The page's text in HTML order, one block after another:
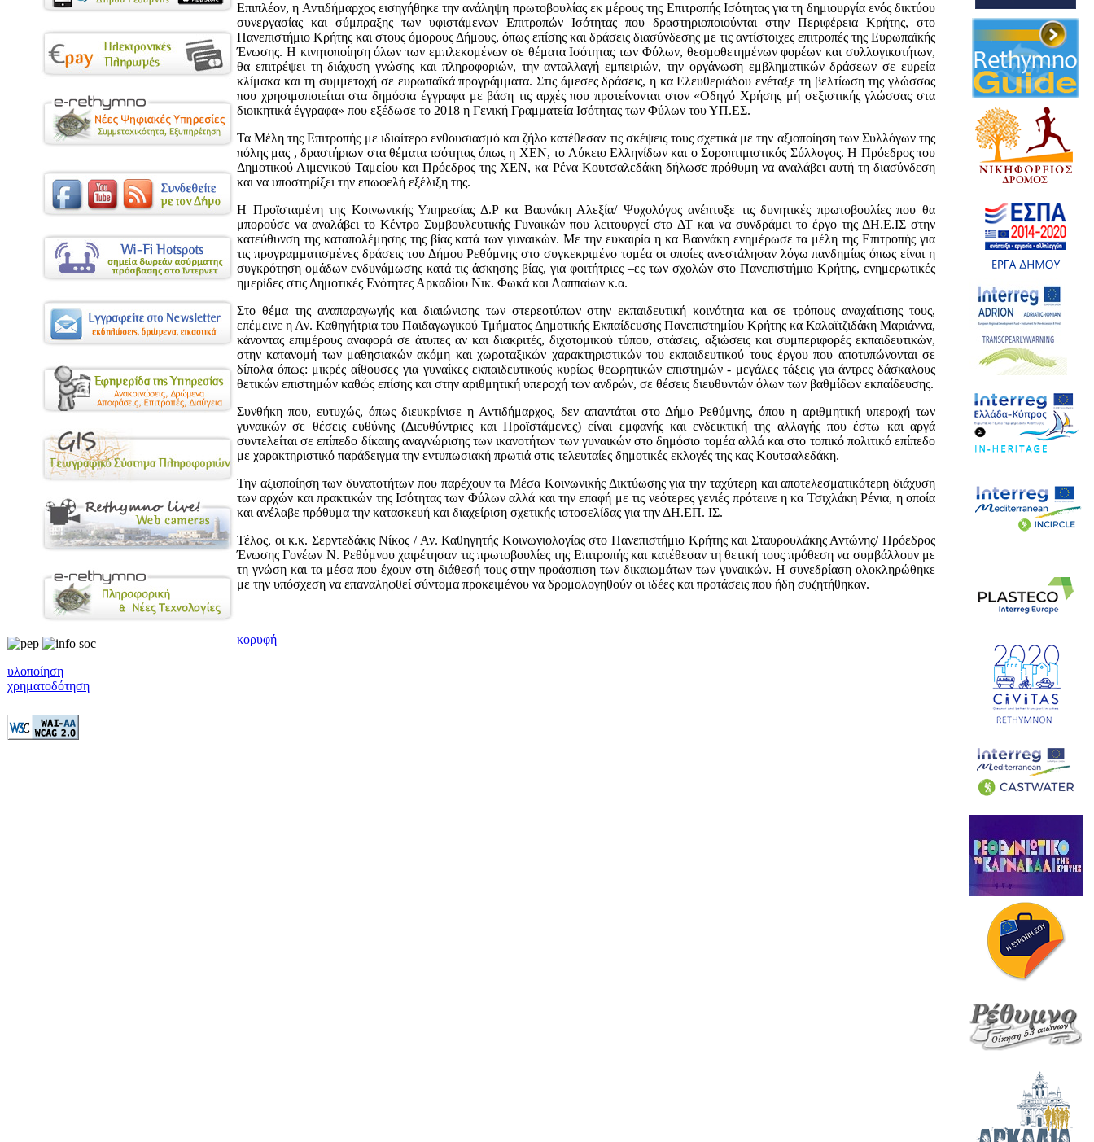
υλοποίηση
χρηματοδότηση
Επιπλέον, η Αντιδήμαρχος εισηγήθηκε την ανάληψη πρωτοβουλίας εκ μέρους της Επιτροπής Ισότητας για τη δημιουργία ενός δικτύου
συνεργασίας και σύμπραξης των υφιστάμενων Επιτροπών Ισότητας που δραστηριοποιούνται στην Περιφέρεια Κρήτης, στο
Πανεπιστήμιο Κρήτης και στους όμορους Δήμους, όπως επίσης και δράσεις διασύνδεσης με τις αντίστοιχες επιτροπές της Ευρωπαϊκής
Ένωσης. Η κινητοποίηση όλων των εμπλεκομένων σε θέματα Ισότητας των Φύλων, θεσμοθετημένων φορέων και συλλογικοτήτων,
θα επιτρέψει τη διάχυση γνώσης και πληροφοριών, την ανταλλαγή εμπειριών, την οργάνωση εμβληματικών δράσεων σε ευρεία
κλίμακα και τη συμμετοχή σε ευρωπαϊκά προγράμματα. Στις άμεσες δράσεις, η κα Ελευθεριάδου ενέταξε τη βελτίωση της γλώσσας
που χρησιμοποιείται στα δημόσια έγγραφα με βάση τις αρχές που προτείνονται στον «Οδηγό Χρήσης μή σεξιστικής γλώσσας στα
διοικητικά έγγραφα» που εξέδωσε το 2018 η Γενική Γραμματεία Ισότητας των Φύλων του ΥΠ.ΕΣ.
Τα Μέλη της Επιτροπής με ιδιαίτερο ενθουσιασμό και ζήλο κατέθεσαν τις σκέψεις τους σχετικά με την αξιοποίηση των Συλλόγων της
πόλης μας , δραστήριων στα θέματα ισότητας όπως η ΧΕΝ, το Λύκειο Ελληνίδων και ο Σοροπτιμιστικός Σύλλογος. Η Πρόεδρος του
Δημοτικού Λιμενικού Ταμείου και Πρόεδρος της ΧΕΝ, κα Ρένα Κουτσαλεδάκη δήλωσε πρόθυμη να αναλάβει αυτή τη διασύνδεση
και να υποστηρίξει την επωφελή εξέλιξη της.
Η Προϊσταμένη της Κοινωνικής Υπηρεσίας Δ.Ρ κα Βαονάκη Αλεξία/ Ψυχολόγος ανέπτυξε τις δυνητικές πρωτοβουλίες που θα
μπορούσε να αναλάβει το Κέντρο Συμβουλευτικής Γυναικών που λειτουργεί στο ΔΤ και να συνδράμει το έργο της ΔΗ.Ε.ΙΣ στην
κατεύθυνση της καταπολέμησης της βίας κατά των γυναικών. Με την ευκαιρία η κα Βαονάκη ενημέρωσε τα μέλη της Επιτροπής για
τις προγραμματισμένες δράσεις του Δήμου Ρεθύμνης στο συγκεκριμένο τομέα οι οποίες ανεστάλησαν λόγω πανδημίας όπως είναι η
συγκρότηση ομάδων ενδυνάμωσης κατά τις άσκησης βίας, για φοιτήτριες –ες των σχολών στο Πανεπιστήμιο Κρήτης, ενημερωτικές
ημερίδες στις Δημοτικές Ενότητες Αρκαδίου Νικ. Φωκά και Λαππαίων κ.α.
Στο θέμα της αναπαραγωγής και διαιώνισης των στερεοτύπων στην εκπαιδευτική κοινότητα και σε τρόπους αναχαίτισης τους,
επέμεινε η Αν. Καθηγήτρια του Παιδαγωγικού Τμήματος Δημοτικής Εκπαίδευσης Πανεπιστημίου Κρήτης κα Καλαϊτζιδάκη Μαριάννα,
κάνοντας επιμέρους αναφορά σε άτυπες αν και διακριτές, διχοτομικού τύπου, στάσεις, αξιώσεις και συμπεριφορές εκπαιδευτικών,
στην κατανομή των μαθησιακών ακόμη και χωροταξικών χαρακτηριστικών του εκπαιδευτικού τους έργου που αποτυπώνονται σε
δίπολα όπως: μικρές αίθουσες για γυναίκες εκπαιδευτικούς κυρίως θεωρητικών επιστημών - μεγάλες τάξεις για άντρες δάσκαλους
θετικών επιστημών καθώς επίσης και στην αριθμητική υπεροχή των ανδρών, σε θέσεις διευθυντών όλων των βαθμίδων εκπαίδευσης.
Συνθήκη που, ευτυχώς, όπως διευκρίνισε η Αντιδήμαρχος, δεν απαντάται στο Δήμο Ρεθύμνης, όπου η αριθμητική υπεροχή των
γυναικών σε θέσεις ευθύνης (Διευθύντριες και Προϊστάμενες) είναι εμφανής και ενδεικτική της αλλαγής που έστω και αργά
συντελείται σε επίπεδο δίκαιης αναγνώρισης των ικανοτήτων των γυναικών στο δημόσιο τομέα αλλά και στο τοπικό πολιτικό επίπεδο
με χαρακτηριστικό παράδειγμα την εντυπωσιακή πρωτιά στις τελευταίες δημοτικές εκλογές της κας Κουτσαλεδάκη.
Την αξιοποίηση των δυνατοτήτων που παρέχουν τα Μέσα Κοινωνικής Δικτύωσης για την ταχύτερη και αποτελεσματικότερη διάχυση
των αρχών και πρακτικών της Ισότητας των Φύλων αλλά και την επαφή με τις νεότερες γενιές πρότεινε η κα Τσιχλάκη Ρένια, η οποία
και ανέλαβε πρόθυμα την κατασκευή και διαχείριση σχετικής ιστοσελίδας για την ΔΗ.ΕΠ. ΙΣ.
Τέλος, οι κ.κ. Σερντεδάκις Νίκος / Αν. Καθηγητής Κοινωνιολογίας στο Πανεπιστήμιο Κρήτης και Σταυρουλάκης Αντώνης/ Πρόεδρος
Ένωσης Γονέων Ν. Ρεθύμνου χαιρέτησαν τις πρωτοβουλίες της Επιτροπής και κατέθεσαν τη θετική τους πρόθεση να συμβάλλουν με
τη γνώση και τα μέσα που έχουν στη διάθεσή τους στην προάσπιση των δικαιωμάτων των γυναικών. Η συνεδρίαση ολοκληρώθηκε
με την υπόσχεση να επαναληφθεί σύντομα προκειμένου να δρομολογηθούν οι ιδέες και προτάσεις που ήδη συζητήθηκαν.
κορυφή